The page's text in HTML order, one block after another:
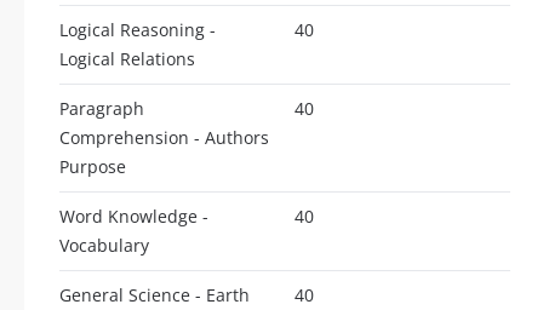
Logical Reasoning -
Logical Relations
40
Paragraph
Comprehension - Authors
Purpose
40
Word Knowledge -
Vocabulary
40
General Science - Earth
40